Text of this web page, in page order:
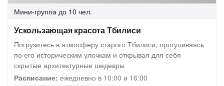
Мини-группа до 10 чел.
Ускользающая красота Тбилиси
Погрузитесь в атмосферу старого Тбилиси, прогуливаясь
по его историческим улочкам и открывая для себя
скрытые архитектурные шедевры
Расписание: ежедневно в 10:00 и 16:00